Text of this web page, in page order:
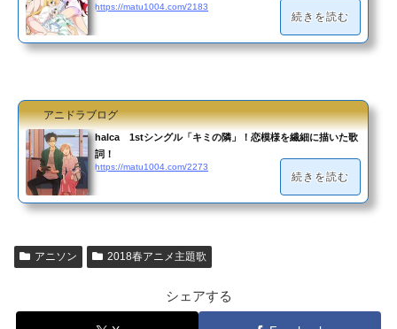
https://matu1004.com/2183
続きを読む
アニドラブログ
halca 1stシングル「キミの隣」！恋模様を繊細に描いた歌
詞！
https://matu1004.com/2273
続きを読む
アニソン 2018春アニメ主題歌
シェアする